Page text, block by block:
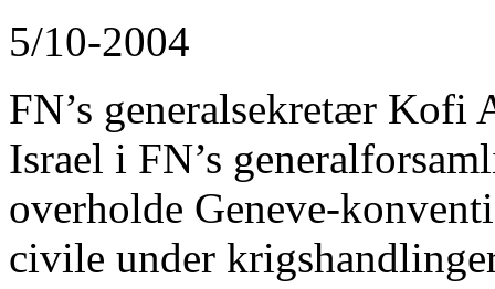
5/10-2004
FN’s generalsekretær Kofi
Israel i FN’s
overholde Geneve-
civile under